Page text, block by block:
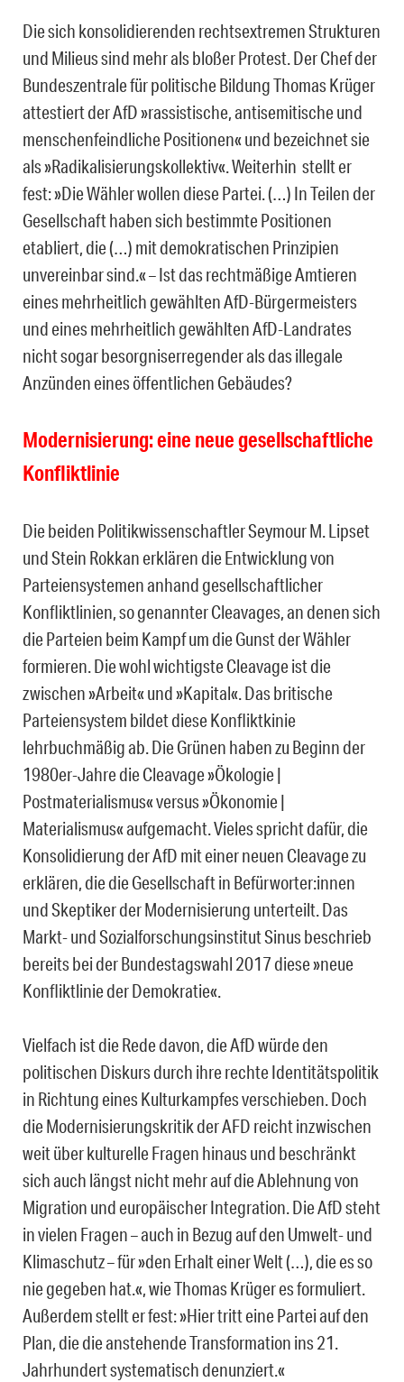
Die sich konsolidierenden rechtsextremen Strukturen
und Milieus sind mehr als bloßer Protest. Der Chef der
Bundeszentrale für politische Bildung Thomas Krüger
attestiert der AfD »rassistische, antisemitische und
menschenfeindliche Positionen« und bezeichnet sie
als »Radikalisierungskollektiv«. Weiterhin stellt er
fest: »Die Wähler wollen diese Partei. (…) In Teilen der
Gesellschaft haben sich bestimmte Positionen
etabliert, die (…) mit demokratischen Prinzipien
unvereinbar sind.« – Ist das rechtmäßige Amtieren
eines mehrheitlich gewählten AfD-Bürgermeisters
und eines mehrheitlich gewählten AfD-Landrates
nicht sogar besorgniserregender als das illegale
Anzünden eines öffentlichen Gebäudes?
Modernisierung: eine neue gesellschaftliche
Konfliktlinie
Die beiden Politikwissenschaftler Seymour M. Lipset
und Stein Rokkan erklären die Entwicklung von
Parteiensystemen anhand gesellschaftlicher
Konfliktlinien, so genannter Cleavages, an denen sich
die Parteien beim Kampf um die Gunst der Wähler
formieren. Die wohl wichtigste Cleavage ist die
zwischen »Arbeit« und »Kapital«. Das britische
Parteiensystem bildet diese Konfliktkinie
lehrbuchmäßig ab. Die Grünen haben zu Beginn der
1980er-Jahre die Cleavage »Ökologie |
Postmaterialismus« versus »Ökonomie |
Materialismus« aufgemacht. Vieles spricht dafür, die
Konsolidierung der AfD mit einer neuen Cleavage zu
erklären, die die Gesellschaft in Befürworter:innen
und Skeptiker der Modernisierung unterteilt. Das
Markt- und Sozialforschungsinstitut Sinus beschrieb
bereits bei der Bundestagswahl 2017 diese »neue
Konfliktlinie der Demokratie«.
Vielfach ist die Rede davon, die AfD würde den
politischen Diskurs durch ihre rechte Identitätspolitik
in Richtung eines Kulturkampfes verschieben. Doch
die Modernisierungskritik der AFD reicht inzwischen
weit über kulturelle Fragen hinaus und beschränkt
sich auch längst nicht mehr auf die Ablehnung von
Migration und europäischer Integration. Die AfD steht
in vielen Fragen – auch in Bezug auf den Umwelt- und
Klimaschutz – für »den Erhalt einer Welt (…), die es so
nie gegeben hat.«, wie Thomas Krüger es formuliert.
Außerdem stellt er fest: »Hier tritt eine Partei auf den
Plan, die die anstehende Transformation ins 21.
Jahrhundert systematisch denunziert.«